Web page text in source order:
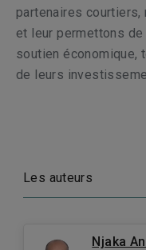
partenaires
et leur permettons
soutien économique,
de leurs
Les auteurs
Njaka